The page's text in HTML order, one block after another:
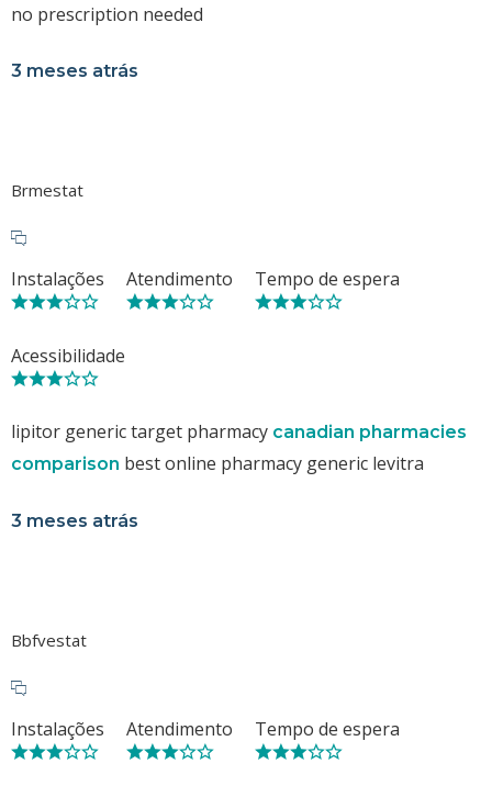
no prescription needed
3 meses atrás
Brmestat
Instalações Atendimento Tempo de espera
Acessibilidade
lipitor generic target pharmacy canadian pharmacies
comparison best online pharmacy generic levitra
3 meses atrás
Bbfvestat
Instalações Atendimento Tempo de espera